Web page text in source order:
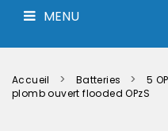
MENUBatteries
Accueil Batteries
5
plomb ouvert flooded OPzS